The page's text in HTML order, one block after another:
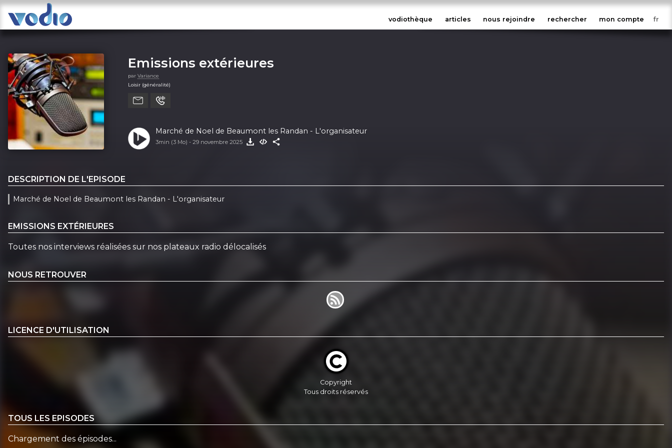
vodiothèque articles nous rejoindre rechercher mon compte
Emissions extérieures
par Variance
Loisir (généralité)
Marché de Noel de Beaumont les Randan - L'organisateur
3min (3 Mo) - 29 novembre 2025
DESCRIPTION DE L'EPISODE
Marché de Noel de Beaumont les Randan - L'organisateur
EMISSIONS EXTÉRIEURES
Toutes nos interviews réalisées sur nos plateaux radio délocalisés
NOUS RETROUVER
LICENCE D'UTILISATION
Copyright
Tous droits réservés
TOUS LES EPISODES
Chargement des épisodes...